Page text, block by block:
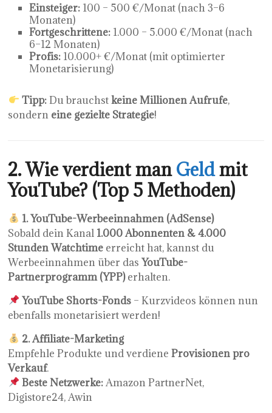
Einsteiger: 100 – 500 €/Monat (nach 3–6
Monaten)
Fortgeschrittene: 1.000 – 5.000 €/Monat (nach
6–12 Monaten)
Profis: 10.000+ €/Monat (mit optimierter
Monetarisierung)
Tipp:Du brauchstkeine Millionen Aufrufe,
sondern eine gezielte Strategie!
2. Wie verdient manGeldmit
YouTube? (Top 5 Methoden)
1. YouTube-Werbeeinnahmen (AdSense)
Sobald dein Kanal 1.000 Abonnenten & 4.000
Stunden Watchtime erreicht hat, kannst du
Werbeeinnahmen über dasYouTube-
Partnerprogramm (YPP)erhalten.
YouTube Shorts-Fonds– Kurzvideos können nun
ebenfalls monetarisiert werden!
2. Affiliate-Marketing
Empfehle Produkte und verdieneProvisionen pro
Verkauf.
Beste Netzwerke:Amazon PartnerNet,
Digistore24, Awin